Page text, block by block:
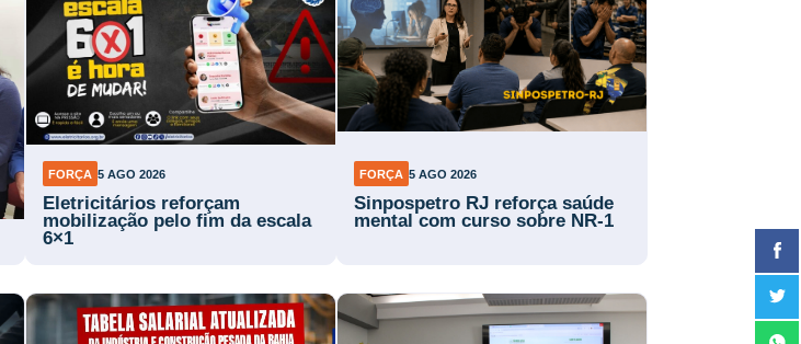
FORÇA 5 AGO 2026
Eletricitários reforçam
mobilização pelo fim da escala
6×1
FORÇA 5 AGO 2026
Sinpospetro RJ reforça saúde
mental com curso sobre NR-1